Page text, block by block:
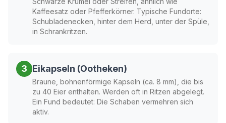
Kaffeesatz oder Pfefferkörner. Typische Fundorte:
Schubladenecken, hinter dem Herd, unter der Spüle,
in Schrankritzen.
3 Eikapseln (Ootheken)
Braune, bohnenförmige Kapseln (ca. 8 mm), die bis
zu 40 Eier enthalten. Werden oft in Ritzen abgelegt.
Ein Fund bedeutet: Die Schaben vermehren sich
aktiv.